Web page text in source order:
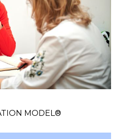
MODEL®